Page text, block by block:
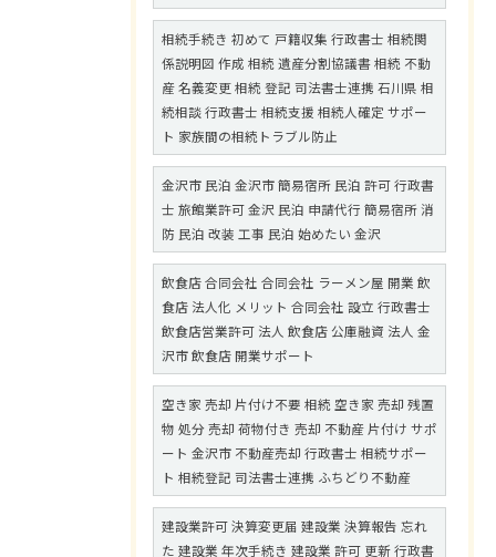
相続手続き 初めて 戸籍収集 行政書士 相続関
係説明図 作成 相続 遺産分割協議書 相続 不動
産 名義変更 相続 登記 司法書士連携 石川県 相
続相談 行政書士 相続支援 相続人確定 サポー
ト 家族間の相続トラブル防止
金沢市 民泊 金沢市 簡易宿所 民泊 許可 行政書
士 旅館業許可 金沢 民泊 申請代行 簡易宿所 消
防 民泊 改装 工事 民泊 始めたい 金沢
飲食店 合同会社 合同会社 ラーメン屋 開業 飲
食店 法人化 メリット 合同会社 設立 行政書士
飲食店営業許可 法人 飲食店 公庫融資 法人 金
沢市 飲食店 開業サポート
空き家 売却 片付け不要 相続 空き家 売却 残置
物 処分 売却 荷物付き 売却 不動産 片付け サポ
ート 金沢市 不動産売却 行政書士 相続サポー
ト 相続登記 司法書士連携 ふちどり不動産
建設業許可 決算変更届 建設業 決算報告 忘れ
た 建設業 年次手続き 建設業 許可 更新 行政書